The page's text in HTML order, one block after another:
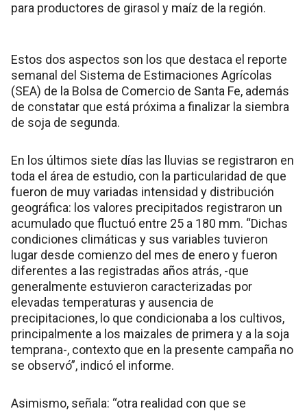
para productores de girasol y maíz de la región.
Estos dos aspectos son los que destaca el reporte
semanal del Sistema de Estimaciones Agrícolas
(SEA) de la Bolsa de Comercio de Santa Fe, además
de constatar que está próxima a finalizar la siembra
de soja de segunda.
En los últimos siete días las lluvias se registraron en
toda el área de estudio, con la particularidad de que
fueron de muy variadas intensidad y distribución
geográfica: los valores precipitados registraron un
acumulado que fluctuó entre 25 a 180 mm. “Dichas
condiciones climáticas y sus variables tuvieron
lugar desde comienzo del mes de enero y fueron
diferentes a las registradas años atrás, -que
generalmente estuvieron caracterizadas por
elevadas temperaturas y ausencia de
precipitaciones, lo que condicionaba a los cultivos,
principalmente a los maizales de primera y a la soja
temprana-, contexto que en la presente campaña no
se observó”, indicó el informe.
Asimismo, señala: “otra realidad con que se